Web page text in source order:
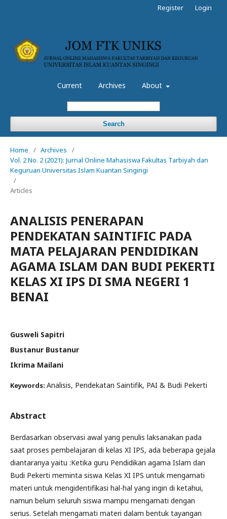
Current Archives About
Search
Register Login
Home / Archives
/
Vol. 2 No. 2 (2021): Jurnal Online Mahasiswa Fakultas Tarbiyah dan
Keguruan Universitas Islam Kuantan Singingi
/
Articles
ANALISIS PENERAPAN
PENDEKATAN SAINTIFIC PADA
MATA PELAJARAN PENDIDIKAN
AGAMA ISLAM DAN BUDI PEKERTI
KELAS XI IPS DI SMA NEGERI 1
BENAI
Gusweli Sapitri
Bustanur Bustanur
Ikrima Mailani
Keywords: Analisis, Pendekatan Saintifik, PAI & Budi Pekerti
Abstract
Berdasarkan observasi awal yang penulis laksanakan pada
saat proses pembelajaran di kelas XI IPS, ada beberapa gejala
diantaranya yaitu :Ketika guru Pendidikan agama Islam dan
Budi Pekerti meminta siswa Kelas XI IPS untuk mengamati
materi untuk mengidentifikasi hal-hal yang ingin di ketahui,
namun belum seluruh siswa mampu mengamati dengan
serius. Setelah mengamati materi dalam bentuk tayangan